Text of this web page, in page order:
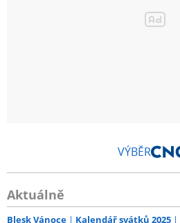
VÝBĚR
Aktuálně
Blesk Vánoce Kalendář svátků 2025